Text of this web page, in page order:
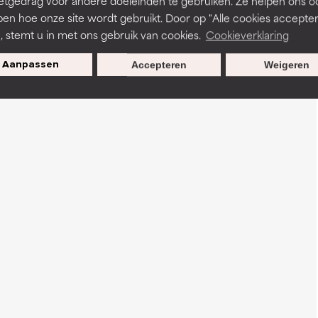
hoe onze site wordt gebruikt. Door op "Alle cookies
stemt u in met ons gebruik van cookies. Cookieverklaring
Aanpassen Weigeren
Accepteren